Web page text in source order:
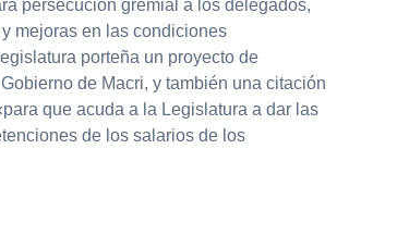
persecución gremial a los delegados,
mejoras en las condiciones
porteña un proyecto de
de Macri, y también una citación
que acuda a la Legislatura a dar las
de los salarios de los